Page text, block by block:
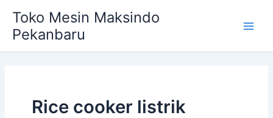
content
Toko Mesin Maksindo
Pekanbaru
Rice cooker listrik